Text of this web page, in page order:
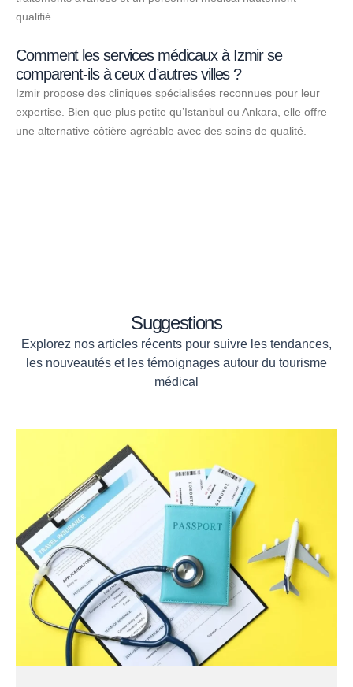
qualifié.
Comment les services médicaux à Izmir se
comparent-ils à ceux d’autres villes ?
Izmir propose des cliniques spécialisées reconnues pour leur
expertise. Bien que plus petite qu’Istanbul ou Ankara, elle offre
une alternative côtière agréable avec des soins de qualité.
Suggestions
Explorez nos articles récents pour suivre les tendances,
les nouveautés et les témoignages autour du tourisme
médical